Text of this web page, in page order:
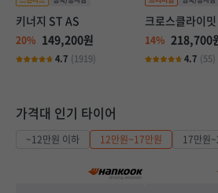
키너지 ST AS
20% 149,200원
4.7 (1919)
크로스클라이
14% 218,700
4.7 (55)
가격대 인기 타이어
~12만원 이하 12만원~17만원 17만원